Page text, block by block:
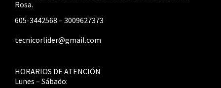
Rosa.
605-3442568 – 3009627373
tecnicorlider@gmail.com
HORARIOS DE ATENCIÓN
Lunes – Sábado: